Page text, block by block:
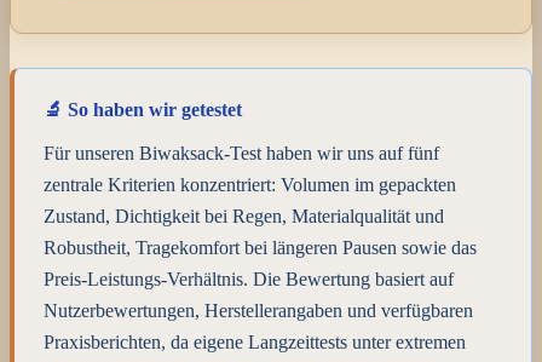
🔬 So haben wir getestet
Für unseren Biwaksack-Test haben wir uns auf fünf
zentrale Kriterien konzentriert: Volumen im gepackten
Zustand, Dichtigkeit bei Regen, Materialqualität und
Robustheit, Tragekomfort bei längeren Pausen sowie das
Preis-Leistungs-Verhältnis. Die Bewertung basiert auf
Nutzerbewertungen, Herstellerangaben und verfügbaren
Praxisberichten, da eigene Langzeittests unter extremen